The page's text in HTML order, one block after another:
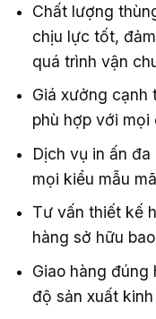
Chất lượng
chịu lực tốt,
quá trình vận
Giá xưởng cạnh
phù hợp với mọi
Dịch vụ in ấn
mọi kiểu mẫu
Tư vấn thiết kế
hàng sở hữu
Giao hàng đúng
độ sản xuất